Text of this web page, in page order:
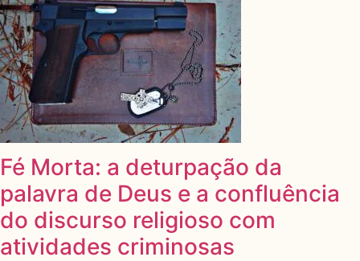
Fé Morta: a deturpação da
palavra de Deus e a confluência
do discurso religioso com
atividades criminosas